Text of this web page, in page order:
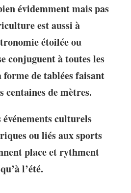
évidemment mais pas
est aussi à
étoilée ou
conjuguent à toutes les
forme de tablées faisant
centaines de mètres.
culturels
ou liés aux sports
place et rythment
l’été.